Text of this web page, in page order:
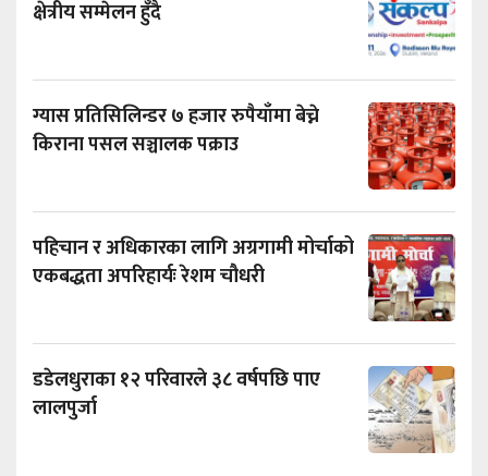
क्षेत्रीय सम्मेलन हुँदै
ग्यास प्रतिसिलिन्डर ७ हजार रुपैयाँमा बेच्ने
किराना पसल सञ्चालक पक्राउ
पहिचान र अधिकारका लागि अग्रगामी मोर्चाको
एकबद्धता अपरिहार्यः रेशम चौधरी
डडेलधुराका १२ परिवारले ३८ वर्षपछि पाए
लालपुर्जा